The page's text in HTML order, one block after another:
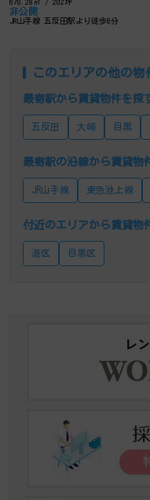
非公開
JR山手線 五反田駅より徒歩8分
このエリアの他の物
最寄駅から賃貸物件を探
五反田 大崎 目黒
最寄駅の沿線から賃貸物
JR山手線 東急池上線
付近のエリアから賃貸物
港区 目黒区